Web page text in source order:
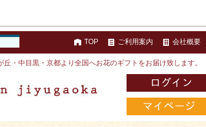
TOP ご利用案内 会社概要
・中目黒・京都より全国へお花のギフトをお届け致します。